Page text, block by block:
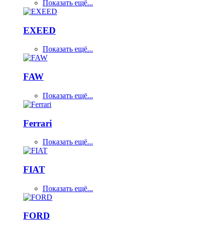
Показать ещё...
EXEED
Показать ещё...
FAW
Показать ещё...
Ferrari
Показать ещё...
FIAT
Показать ещё...
FORD